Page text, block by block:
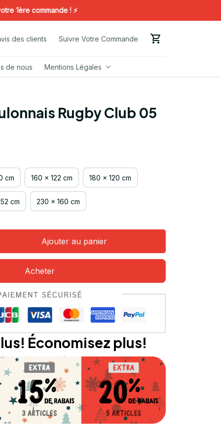
commande ! ⚡️
des clients Suivre Votre Commande
de nous Mentions Légales
Rugby Club 05
cm 160 x 122 cm 180 x 120 cm
cm 230 x 160 cm
Ajouter au panier
Acheter
Économisez plus!